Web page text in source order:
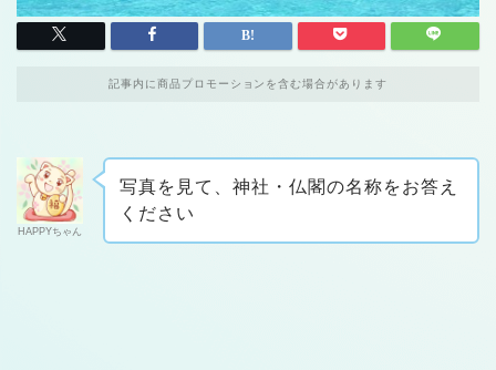
記事内に商品プロモーションを含む場合があります
HAPPYちゃん
写真を見て、神社・仏閣の名称をお答え
ください